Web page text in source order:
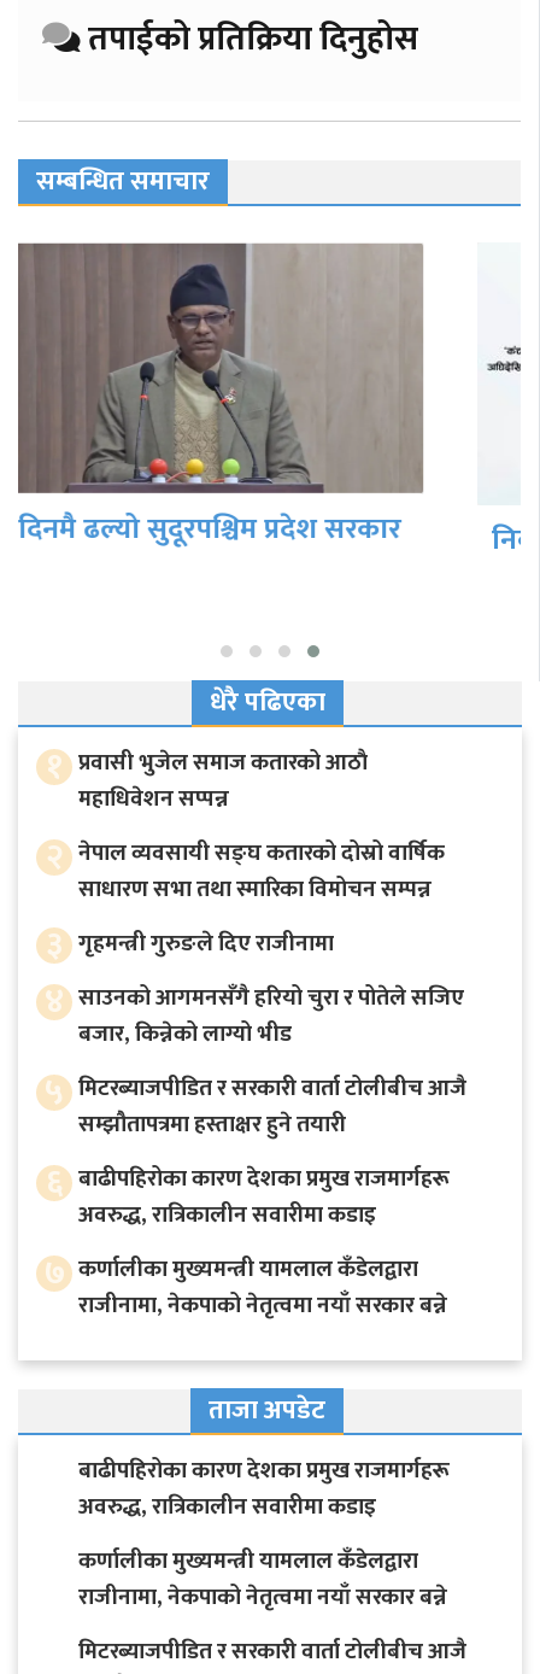
तपाईको प्रतिक्रिया दिनुहोस
सम्बन्धित समाचार
निर्वाचित भैसकेपछि ५ वर्ष अघिदेखि अधुरा
धेरै पढिएका
१ प्रवासी भुजेल समाज कतारको आठाै
महाधिवेशन सप्पन्न
२ नेपाल व्यवसायी सङ्घ कतारको दोस्रो वार्षिक
साधारण सभा तथा स्मारिका विमोचन सम्पन्न
३ गृहमन्त्री गुरुङले दिए राजीनामा
४ साउनको आगमनसँगै हरियो चुरा र पोतेले सजिए
बजार, किन्नेको लाग्यो भीड
५ मिटरब्याजपीडित र सरकारी वार्ता टोलीबीच आजै
सम्झौतापत्रमा हस्ताक्षर हुने तयारी
६ बाढीपहिरोका कारण देशका प्रमुख राजमार्गहरू
अवरुद्ध, रात्रिकालीन सवारीमा कडाइ
७ कर्णालीका मुख्यमन्त्री यामलाल कँडेलद्वारा
राजीनामा, नेकपाको नेतृत्वमा नयाँ सरकार बन्ने
ताजा अपडेट
बाढीपहिरोका कारण देशका प्रमुख राजमार्गहरू
अवरुद्ध, रात्रिकालीन सवारीमा कडाइ
कर्णालीका मुख्यमन्त्री यामलाल कँडेलद्वारा
राजीनामा, नेकपाको नेतृत्वमा नयाँ सरकार बन्ने
मिटरब्याजपीडित र सरकारी वार्ता टोलीबीच आजै